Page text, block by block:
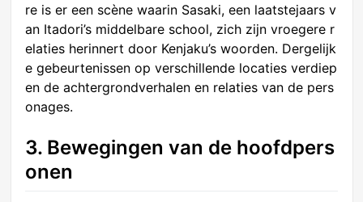
re is er een scène waarin Sasaki, een laatstejaars v
an Itadori’s middelbare school, zich zijn vroegere r
elaties herinnert door Kenjaku’s woorden. Dergelijk
e gebeurtenissen op verschillende locaties verdiep
en de achtergrondverhalen en relaties van de pers
onages.
3. Bewegingen van de hoofdpers
onen